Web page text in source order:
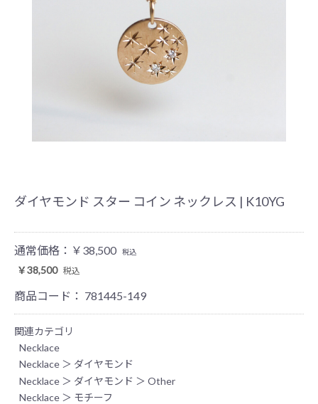
ダイヤモンド スター コイン ネックレス | K10YG
通常価格： ￥38,500 税込
￥38,500 税込
商品コード： 781445-149
関連カテゴリ
Necklace
Necklace ＞ ダイヤモンド
Necklace ＞ ダイヤモンド ＞ Other
Necklace ＞ モチーフ